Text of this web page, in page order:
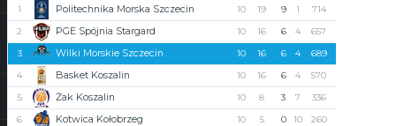
1
Politechnika Morska Szczecin 10 19 9 1 714
2
PGE Spójnia Stargard 10 16 6 4 657
3
Wilki Morskie Szczecin 10 16 6 4 689
4
Basket Koszalin 10 16 6 4 570
5
Żak Koszalin 10 8 3 7 336
6
Kotwica Kołobrzeg 10 5 0 10 260